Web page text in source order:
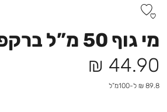
מי גוף 50 מ”ל ברקפסט קלאב
מחיר
מוצר
44.90 ₪
89.8 ₪ ל-100מ”ל